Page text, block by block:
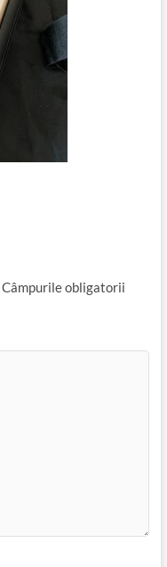
Câmpurile obligatorii